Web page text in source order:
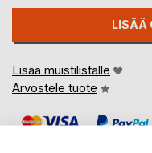
LISÄÄ
Lisää muistilistalle
Arvostele tuote